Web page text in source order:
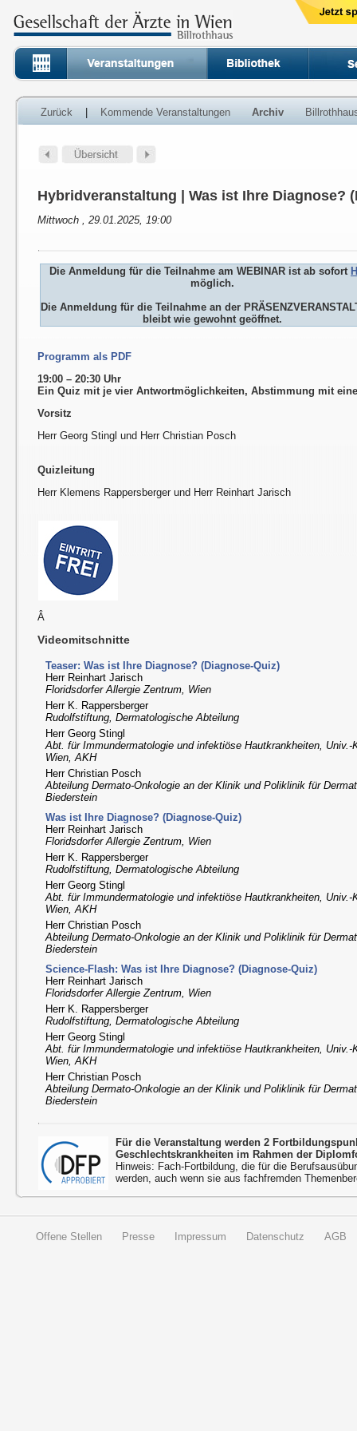
Zurück Kommende Veranstaltungen Archiv
Hybridveranstaltung | Was ist Ihre Diagnose?
Mittwoch , 29.01.2025, 19:00
Die Anmeldung für die Teilnahme am WEBINAR ist ab sofort
möglich.
Die Anmeldung für die Teilnahme an der
bleibt wie gewohnt geöffnet.
Programm als PDF
19:00 – 20:30 Uhr
Ein Quiz mit je vier Antwortmöglichkeiten, Abstimmung mit
Vorsitz
Herr Georg Stingl und Herr Christian Posch
Quizleitung
Herr Klemens Rappersberger und Herr Reinhart Jarisch
Â
Videomitschnitte
Teaser: Was ist Ihre Diagnose? (Diagnose-Quiz)
Herr Reinhart Jarisch
Floridsdorfer Allergie Zentrum, Wien
Herr K. Rappersberger
Rudolfstiftung, Dermatologische Abteilung
Herr Georg Stingl
Abt. für Immundermatologie und infektiöse Hautkrankheiten,
Wien, AKH
Herr Christian Posch
Abteilung Dermato-Onkologie an der Klinik und Poliklinik für
Biederstein
Was ist Ihre Diagnose? (Diagnose-Quiz)
Herr Reinhart Jarisch
Floridsdorfer Allergie Zentrum, Wien
Herr K. Rappersberger
Rudolfstiftung, Dermatologische Abteilung
Herr Georg Stingl
Abt. für Immundermatologie und infektiöse Hautkrankheiten,
Wien, AKH
Herr Christian Posch
Abteilung Dermato-Onkologie an der Klinik und Poliklinik für
Biederstein
Science-Flash: Was ist Ihre Diagnose? (Diagnose-Quiz)
Herr Reinhart Jarisch
Floridsdorfer Allergie Zentrum, Wien
Herr K. Rappersberger
Rudolfstiftung, Dermatologische Abteilung
Herr Georg Stingl
Abt. für Immundermatologie und infektiöse Hautkrankheiten,
Wien, AKH
Herr Christian Posch
Abteilung Dermato-Onkologie an der Klinik und Poliklinik für
Biederstein
Für die Veranstaltung werden 2
Geschlechtskrankheiten im Rahmen der
Hinweis: Fach-Fortbildung, die für die
werden, auch wenn sie aus fachfremden
Offene Stellen Presse Impressum Datenschutz AGB